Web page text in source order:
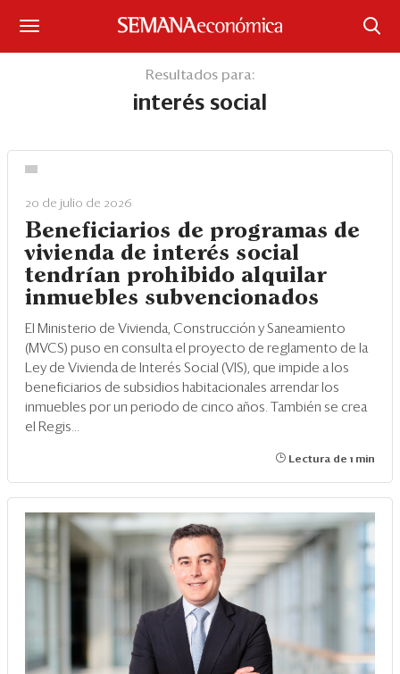
Portada
Sectores y Empresas
Management
Legal y Política
Eventos
Ranking CEO
Edición Impresa
Resultados para:
interés social
20 de julio de 2026
Beneficiarios de programas de
vivienda de interés social
tendrían prohibido alquilar
inmuebles subvencionados
El Ministerio de Vivienda, Construcción y Saneamiento
(MVCS) puso en consulta el proyecto de reglamento de la
Ley de Vivienda de Interés Social (VIS), que impide a los
beneficiarios de subsidios habitacionales arrendar los
inmuebles por un periodo de cinco años. También se crea
el Regis...
Lectura de 1 min